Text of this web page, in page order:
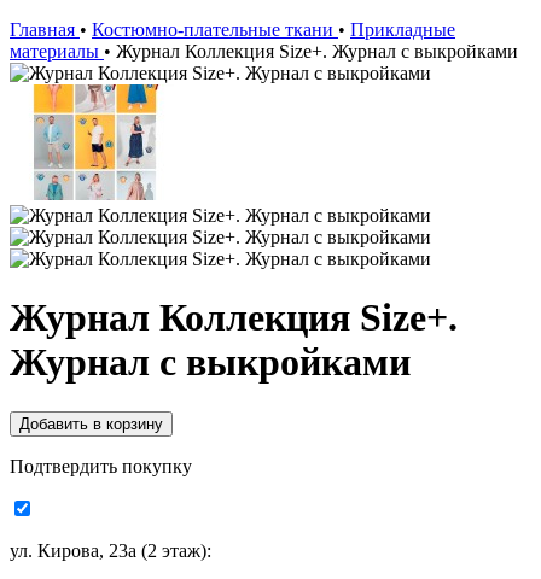
Главная • Костюмно-плательные ткани • Прикладные
материалы • Журнал Коллекция Size+. Журнал с выкройками
Журнал Коллекция Size+.
Журнал с выкройками
Подтвердить покупку
ул. Кирова, 23а (2 этаж):